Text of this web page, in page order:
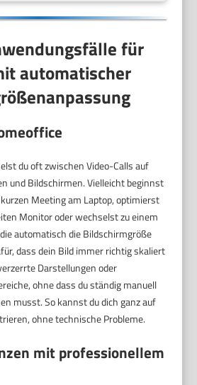
für
automatischer
du oft zwischen Video-Calls auf
und Bildschirmen. Vielleicht beginnst
Meeting am Laptop, optimierst
Monitor oder wechselst zu einem
automatisch die Bildschirmgröße
dass dein Bild immer richtig skaliert
Darstellungen oder
ohne dass du ständig manuell
musst. So kannst du dich ganz auf
ohne technische Probleme.
mit professionellem